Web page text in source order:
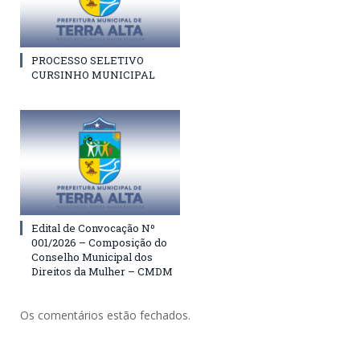
PROCESSO SELETIVO
CURSINHO MUNICIPAL
Edital de Convocação Nº
001/2026 – Composição do
Conselho Municipal dos
Direitos da Mulher – CMDM
Os comentários estão fechados.